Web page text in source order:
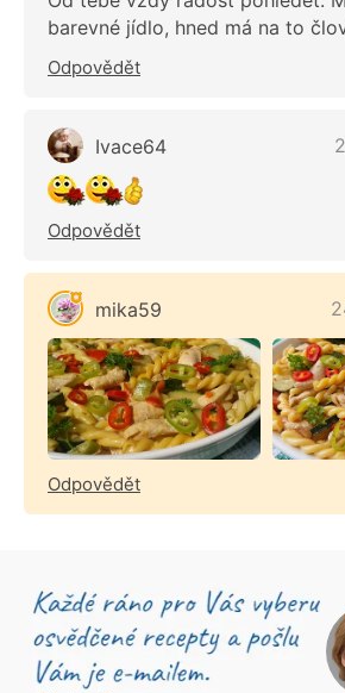
barevné jídlo, hned má na to
Odpovědět
Ivace64
Odpovědět
mika59
Odpovědět